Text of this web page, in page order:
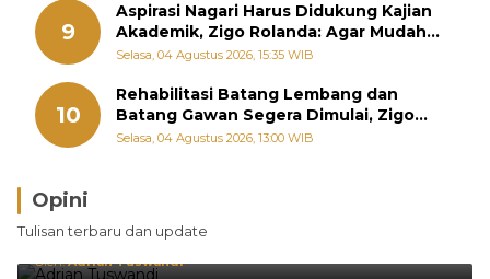
9
Aspirasi Nagari Harus Didukung Kajian
Akademik, Zigo Rolanda: Agar Mudah
Diperjuangkan di Kementerian
Selasa, 04 Agustus 2026, 15:35 WIB
10
Rehabilitasi Batang Lembang dan
Batang Gawan Segera Dimulai, Zigo
Rolanda Pastikan Proyek Berjalan
Selasa, 04 Agustus 2026, 13:00 WIB
Opini
Tulisan terbaru dan update
Brasil Lebih Diunggulkan, tetapi Jepang Selalu
Punya Cara Membuat Kejutan
Oleh:Adrian Tuswandi